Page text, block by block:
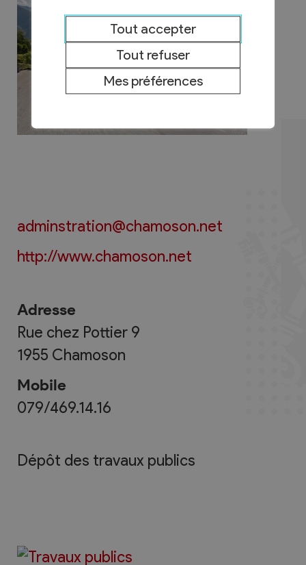
adminstration@chamoson.net
http://www.chamoson.net
Adresse
Rue chez Pottier 9
1955 Chamoson
Mobile
079/469.14.16
Dépôt des travaux publics
Tout accepter
Tout refuser
Mes préférences